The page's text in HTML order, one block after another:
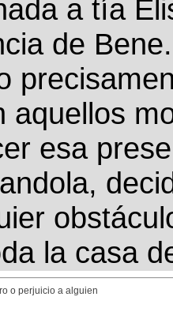
a tía
de
aquellos
esa
la casa
o perjuicio a alguien